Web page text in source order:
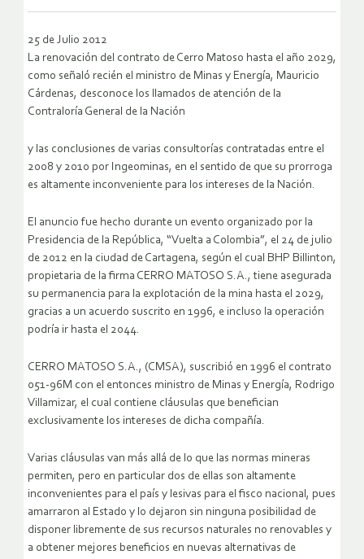
25 de Julio 2012
La renovación del contrato de Cerro Matoso hasta el año 2029,
como señaló recién el ministro de Minas y Energía, Mauricio
Cárdenas, desconoce los llamados de atención de la
Contraloría General de la Nación
y las conclusiones de varias consultorías contratadas entre el
2008 y 2010 por Ingeominas, en el sentido de que su prorroga
es altamente inconveniente para los intereses de la Nación.
El anuncio fue hecho durante un evento organizado por la
Presidencia de la República, “Vuelta a Colombia”, el 24 de julio
de 2012 en la ciudad de Cartagena, según el cual BHP Billinton,
propietaria de la firma CERRO MATOSO S.A., tiene asegurada
su permanencia para la explotación de la mina hasta el 2029,
gracias a un acuerdo suscrito en 1996, e incluso la operación
podría ir hasta el 2044.
CERRO MATOSO S.A., (CMSA), suscribió en 1996 el contrato
051-96M con el entonces ministro de Minas y Energía, Rodrigo
Villamizar, el cual contiene cláusulas que benefician
exclusivamente los intereses de dicha compañía.
Varias cláusulas van más allá de lo que las normas mineras
permiten, pero en particular dos de ellas son altamente
inconvenientes para el país y lesivas para el fisco nacional, pues
amarraron al Estado y lo dejaron sin ninguna posibilidad de
disponer libremente de sus recursos naturales no renovables y
a obtener mejores beneficios en nuevas alternativas de